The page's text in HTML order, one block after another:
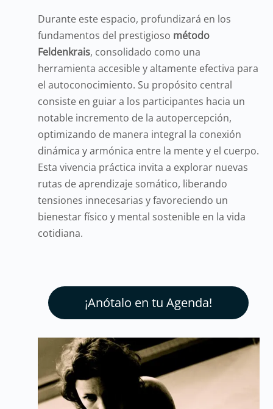
Durante este espacio, profundizará en los
fundamentos del prestigioso método
Feldenkrais, consolidado como una
herramienta accesible y altamente efectiva para
el autoconocimiento. Su propósito central
consiste en guiar a los participantes hacia un
notable incremento de la autopercepción,
optimizando de manera integral la conexión
dinámica y armónica entre la mente y el cuerpo.
Esta vivencia práctica invita a explorar nuevas
rutas de aprendizaje somático, liberando
tensiones innecesarias y favoreciendo un
bienestar físico y mental sostenible en la vida
cotidiana.
¡Anótalo en tu Agenda!